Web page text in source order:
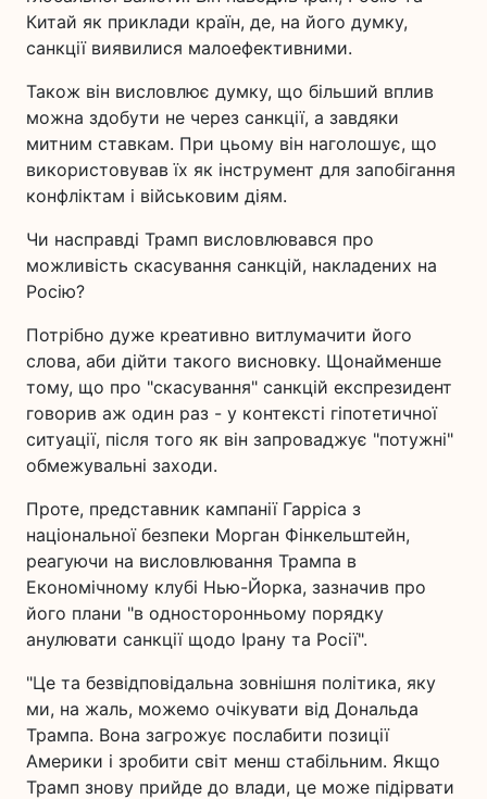
Китай як приклади країн, де, на його думку,
санкції виявилися малоефективними.
Також він висловлює думку, що більший вплив
можна здобути не через санкції, а завдяки
митним ставкам. При цьому він наголошує, що
використовував їх як інструмент для запобігання
конфліктам і військовим діям.
Чи насправді Трамп висловлювався про
можливість скасування санкцій, накладених на
Росію?
Потрібно дуже креативно витлумачити його
слова, аби дійти такого висновку. Щонайменше
тому, що про "скасування" санкцій експрезидент
говорив аж один раз - у контексті гіпотетичної
ситуації, після того як він запроваджує "потужні"
обмежувальні заходи.
Проте, представник кампанії Гарріса з
національної безпеки Морган Фінкельштейн,
реагуючи на висловлювання Трампа в
Економічному клубі Нью-Йорка, зазначив про
його плани "в односторонньому порядку
анулювати санкції щодо Ірану та Росії".
"Це та безвідповідальна зовнішня політика, яку
ми, на жаль, можемо очікувати від Дональда
Трампа. Вона загрожує послабити позиції
Америки і зробити світ менш стабільним. Якщо
Трамп знову прийде до влади, це може підірвати